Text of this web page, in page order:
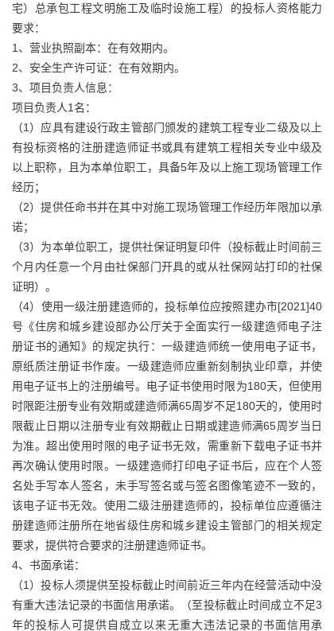
宅）总承包工程文明施工及临时设施工程）的投标人资格能力
要求：
1、营业执照副本：在有效期内。
2、安全生产许可证：在有效期内。
3、项目负责人信息：
项目负责人1名：
（1）应具有建设行政主管部门颁发的建筑工程专业二级及以上
有投标资格的注册建造师证书或具有建筑工程相关专业中级及
以上职称，且为本单位职工，具备5年及以上施工现场管理工作
经历；
（2）提供任命书并在其中对施工现场管理工作经历年限加以承
诺；
（3）为本单位职工，提供社保证明复印件（投标截止时间前三
个月内任意一个月由社保部门开具的或从社保网站打印的社保
证明）。
（4）使用一级注册建造师的，投标单位应按照建办市[2021]40
号《住房和城乡建设部办公厅关于全面实行一级建造师电子注
册证书的通知》的规定执行：一级建造师统一使用电子证书，
原纸质注册证书作废。一级建造师应重新刻制执业印章，并使
用电子证书上的注册编号。电子证书使用时限为180天，但使用
时限距注册专业有效期或建造师满65周岁不足180天的，使用时
限截止日期以注册专业有效期截止日期或建造师满65周岁当日
为准。超出使用时限的电子证书无效，需重新下载电子证书并
再次确认使用时限。一级建造师打印电子证书后，应在个人签
名处手写本人签名，未手写签名或与签名图像笔迹不一致的，
该电子证书无效。使用二级注册建造师的，投标单位应遵循注
册建造师注册所在地省级住房和城乡建设主管部门的相关规定
要求，提供符合要求的注册建造师证书。
4、书面承诺：
（1）投标人须提供至投标截止时间前近三年内在经营活动中没
有重大违法记录的书面信用承诺。（至投标截止时间成立不足3
年的投标人可提供自成立以来无重大违法记录的书面信用承